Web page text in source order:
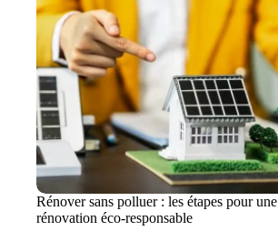
Rénover sans polluer : les étapes pour une
rénovation éco-responsable